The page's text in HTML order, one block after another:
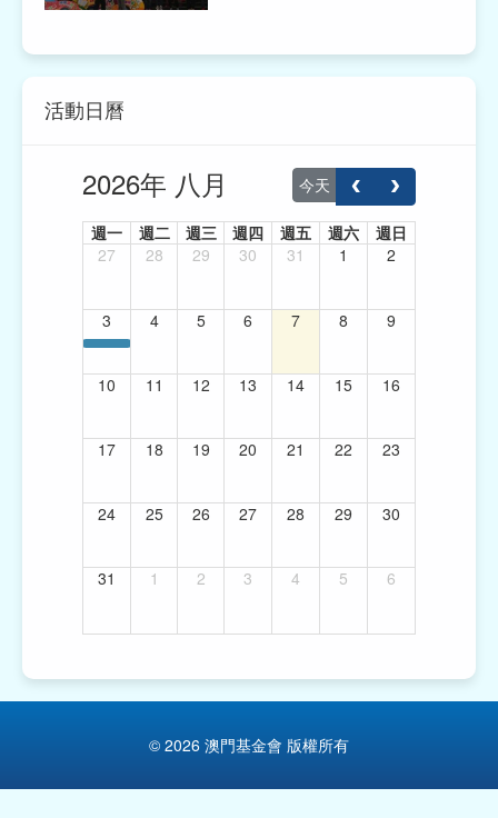
活動日曆
2026年 八月 今天
週一 週二 週三 週四 週五 週六
週日
27
28 29 30 31 1 2
3 4 5 6 7 8 9
10 11 12 13 14 15 16
17 18 19 20 21 22 23
24 25 26 27 28 29 30
31 1 2 3 4 5 6
© 2026 澳門基金會 版權所有